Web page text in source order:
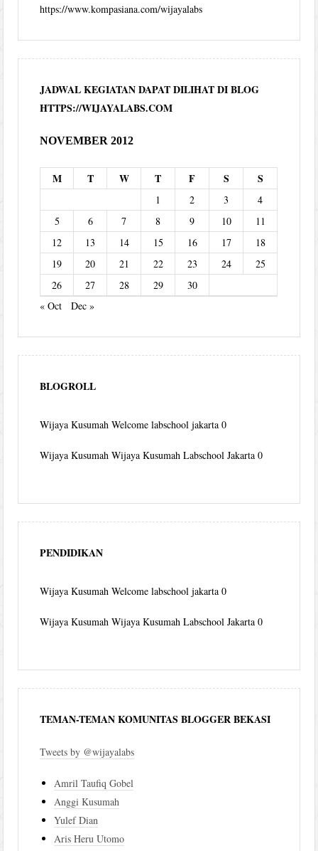
https://www.kompasiana.com/wijayalabs
JADWAL KEGIATAN DAPAT DILIHAT DI BLOG
HTTPS://WIJAYALABS.COM
NOVEMBER 2012
M T W T F S S
1 2 3
4
5
6 7 8 9 10
11
12
13 14 15 16 17
18
19
20 21 22 23 24
25
26
27 28 29
30
« Oct
Dec »
BLOGROLL
Wijaya Kusumah Welcome labschool jakarta 0
Wijaya Kusumah Wijaya Kusumah Labschool Jakarta 0
PENDIDIKAN
Wijaya Kusumah Welcome labschool jakarta 0
Wijaya Kusumah Wijaya Kusumah Labschool Jakarta 0
TEMAN-TEMAN KOMUNITAS BLOGGER BEKASI
Tweets by @wijayalabs
Amril Taufiq Gobel
Anggi Kusumah
Yulef Dian
Aris Heru Utomo